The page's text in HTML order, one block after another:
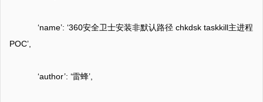
‘name’: ‘360安全卫士安装非默认路径 chkdsk taskkill主进程
POC’,
‘author’: ‘雷蜂’,